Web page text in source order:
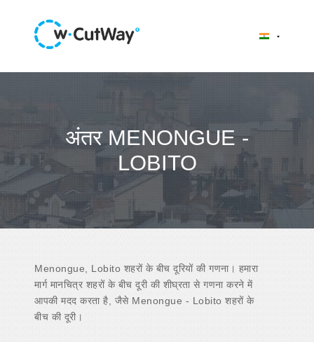
अंतर MENONGUE -
LOBITO
Menongue, Lobito शहरों के बीच दूरियों की गणना। हमारा
मार्ग मानचित्र शहरों के बीच दूरी की शीघ्रता से गणना करने में
आपकी मदद करता है, जैसे Menongue - Lobito शहरों के
बीच की दूरी।